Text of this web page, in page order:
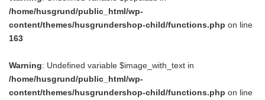
/home/husgrund/public_html/wp-
content/themes/husgrundershop-child/functions.php on line
163
Warning: Undefined variable $image_with_text in
/home/husgrund/public_html/wp-
content/themes/husgrundershop-child/functions.php on line